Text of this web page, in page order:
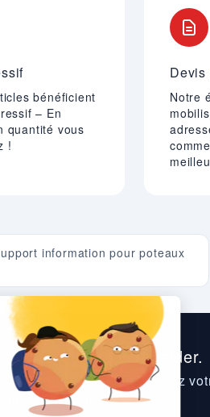
bénéficient
– En
quantité vous
!
Devis
Notre
information pour poteaux
heureux de vous aider.
questions fréquentes, suivez
vous pourriez avoir.